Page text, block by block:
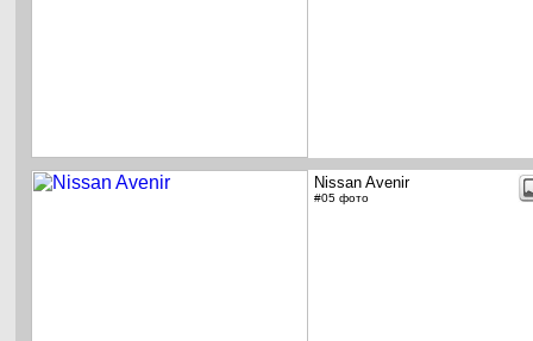
Nissan Avenir
#05 фото